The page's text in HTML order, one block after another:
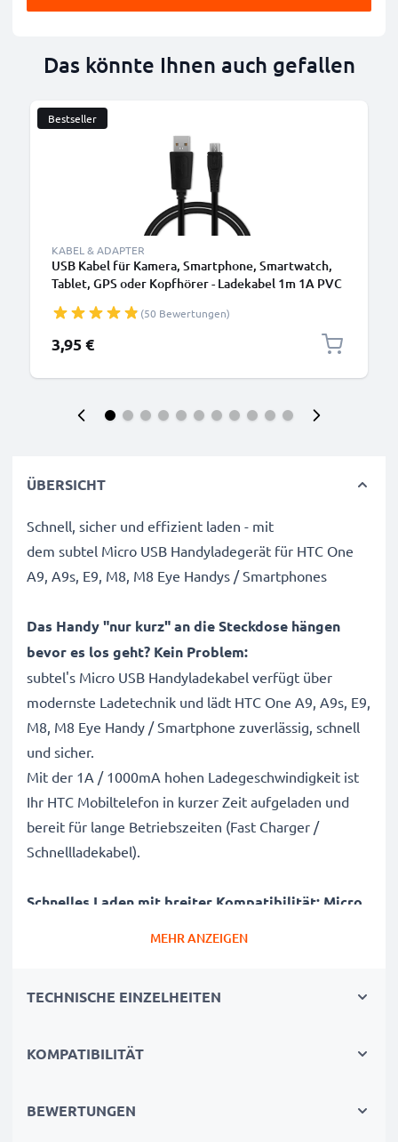
Das könnte Ihnen auch gefallen
Bestseller
KABEL & ADAPTER
USB Kabel für Kamera, Smartphone, Smartwatch,
Tablet, GPS oder Kopfhörer - Ladekabel 1m 1A PVC
(50 Bewertungen)
3,95 €
ÜBERSICHT
Schnell, sicher und effizient laden - mit
dem subtel Micro USB Handyladegerät für HTC One
A9, A9s, E9, M8, M8 Eye Handys / Smartphones
Das Handy "nur kurz" an die Steckdose hängen
bevor es los geht? Kein Problem:
subtel's Micro USB Handyladekabel verfügt über
modernste Ladetechnik und lädt HTC One A9, A9s, E9,
M8, M8 Eye Handy / Smartphone zuverlässig, schnell
und sicher.
Mit der 1A / 1000mA hohen Ladegeschwindigkeit ist
Ihr HTC Mobiltelefon in kurzer Zeit aufgeladen und
bereit für lange Betriebszeiten (Fast Charger /
Schnellladekabel).
Schnelles Laden mit breiter Kompatibilität: Micro
Ladeanschluss
- Akkuladegerät mit 1A / 1000mA hoher
✔ Langlebig verarbeitetes Netzladegerät -
MEHR ANZEIGEN
TECHNISCHE EINZELHEITEN
KOMPATIBILITÄT
BEWERTUNGEN